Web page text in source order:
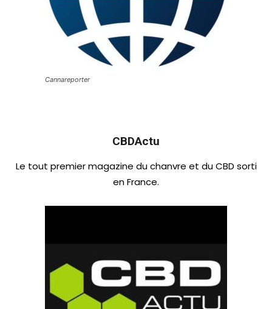
Cannareporter
CBDActu
Le tout premier magazine du chanvre et du CBD sorti
en France.